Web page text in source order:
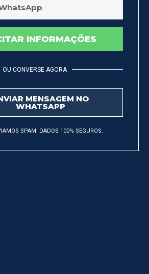
INFORMAÇÕES
OU CONVERSE AGORA
MENSAGEM NO
WHATSAPP
SPAM. DADOS 100% SEGUROS.